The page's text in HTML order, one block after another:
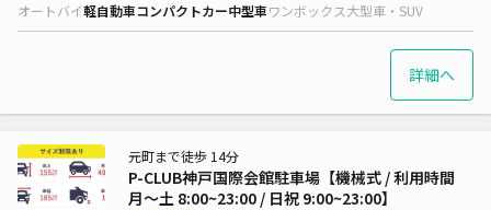
オートバイ軽自動車コンパクトカー中型車ワンボックス大型車・SUV
詳細へ
P-CLUB神戸国際会館駐車場【機械式 / 利用時間
月〜土 8:00~23:00 / 日祝 9:00~23:00】
元町まで徒歩 14分